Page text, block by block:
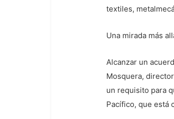
textiles,
Una mirada más
Alcanzar un
Mosquera,
un requisito para
Pacífico, que está